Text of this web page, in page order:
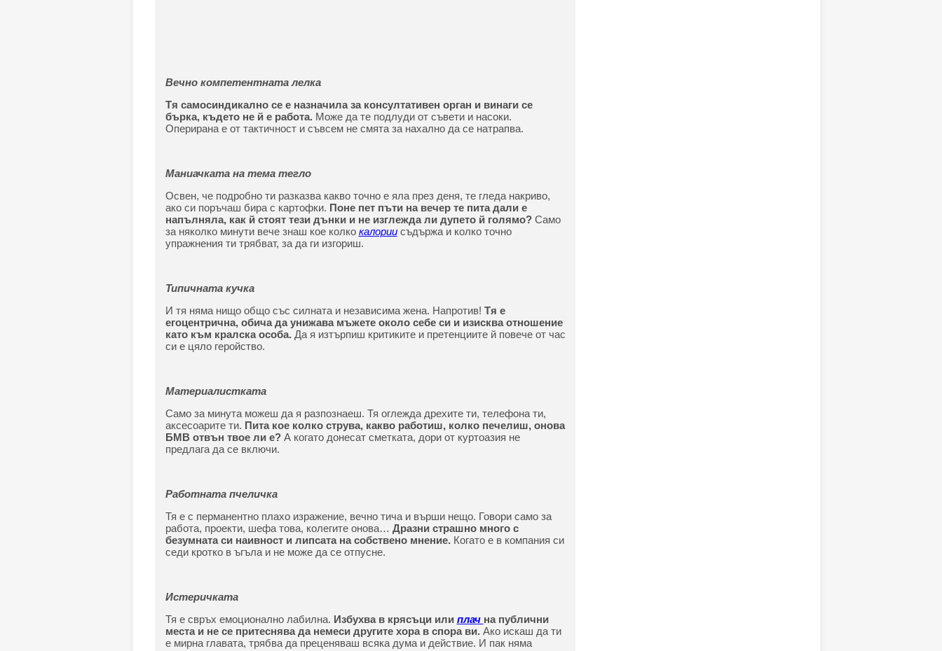
Вечно компетентната лелка
Тя самосиндикално се е назначила за консултативен орган и винаги се
бърка, където не й е работа.Може да те подлуди от съвети и насоки.
Оперирана е от тактичност и съвсем не смята за нахално да се натрапва.
Маниачката на тема тегло
Освен, че подробно ти разказва какво точно е яла през деня, те гледа накриво,
ако си поръчаш бира с картофки. Поне пет пъти на вечер те пита дали е
напълняла, как й стоят тези дънки и не изглежда ли дупето й голямо? Само
за няколко минути вече знаш кое колко калориисъдържа и колко точно
упражнения ти трябват, за да ги изгориш.
Типичната кучка
И тя няма нищо общо със силната и независима жена. Напротив! Тя е
егоцентрична, обича да унижава мъжете около себе си и изисква отношение
като към кралска особа.Да я изтърпиш критиките и претенциите й повече от час
си е цяло геройство.
Материалистката
Само за минута можеш да я разпознаеш. Тя оглежда дрехите ти, телефона ти,
аксесоарите ти. Пита кое колко струва, какво работиш, колко печелиш, онова
БМВ отвън твое ли е?А когато донесат сметката, дори от куртоазия не
предлага да се включи.
Работната пчеличка
Тя е с перманентно плахо изражение, вечно тича и върши нещо. Говори само за
работа, проекти, шефа това, колегите онова… Дразни страшно много с
безумната си наивност и липсата на собствено мнение.Когато е в компания си
седи кротко в ъгъла и не може да се отпусне.
Истеричката
Тя е свръх емоционално лабилна. Избухва в крясъци или плач на публични
места и не се притеснява да немеси другите хора в спора ви.Ако искаш да ти
е мирна главата, трябва да преценяваш всяка дума и действие. И пак няма